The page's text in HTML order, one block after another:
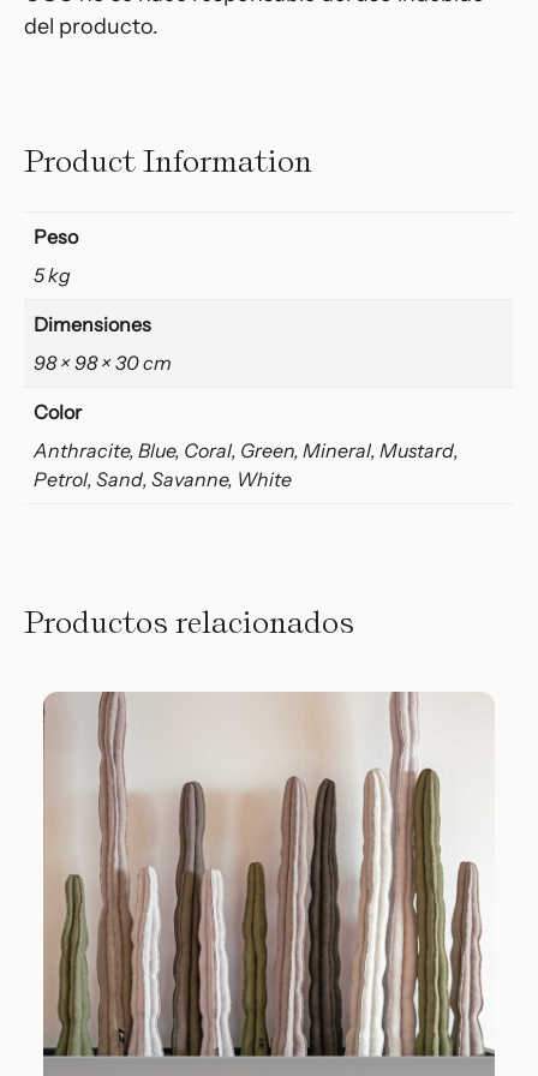
del producto.
Product Information
Peso
5 kg
Dimensiones
98 × 98 × 30 cm
Color
Anthracite, Blue, Coral, Green, Mineral, Mustard,
Petrol, Sand, Savanne, White
Productos relacionados